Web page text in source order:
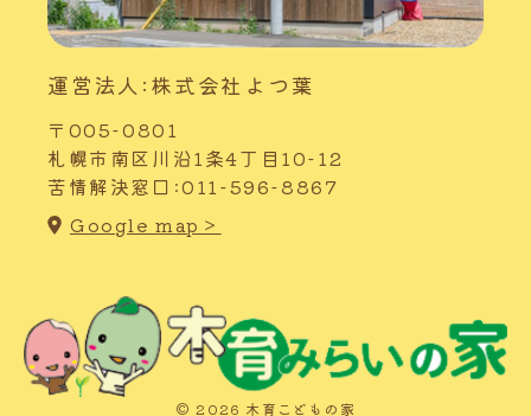
運営法人:株式会社よつ葉
〒005-0801
札幌市南区川沿1条4丁目10-12
苦情解決窓口:011-596-8867
Google map＞
© 2026 木育こどもの家